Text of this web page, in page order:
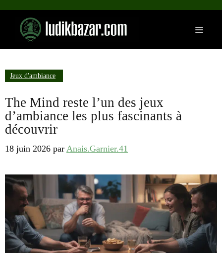
contenu
Menu
Jeux d'ambiance
The Mind reste l’un des jeux
d’ambiance les plus fascinants à
découvrir
18 juin 2026 par Anais.Garnier.41